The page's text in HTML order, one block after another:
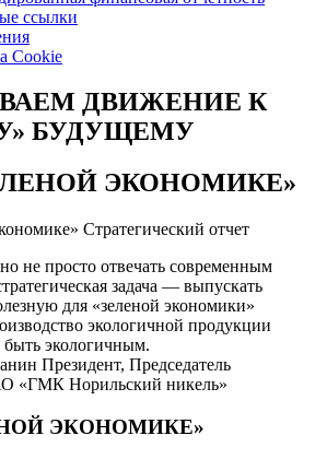
ссылки
Cookie
ДВИЖЕНИЕ К
БУДУЩЕМУ
ЭКОНОМИКЕ»
Стратегический отчет
не просто отвечать современным
задача — выпускать
для «зеленой экономики»
экологичной продукции
экологичным.
Президент, Председатель
«ГМК Норильский никель»
ЭКОНОМИКЕ»